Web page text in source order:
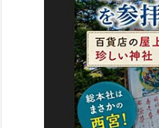
」-川部
千葉県習志野市にある地名。